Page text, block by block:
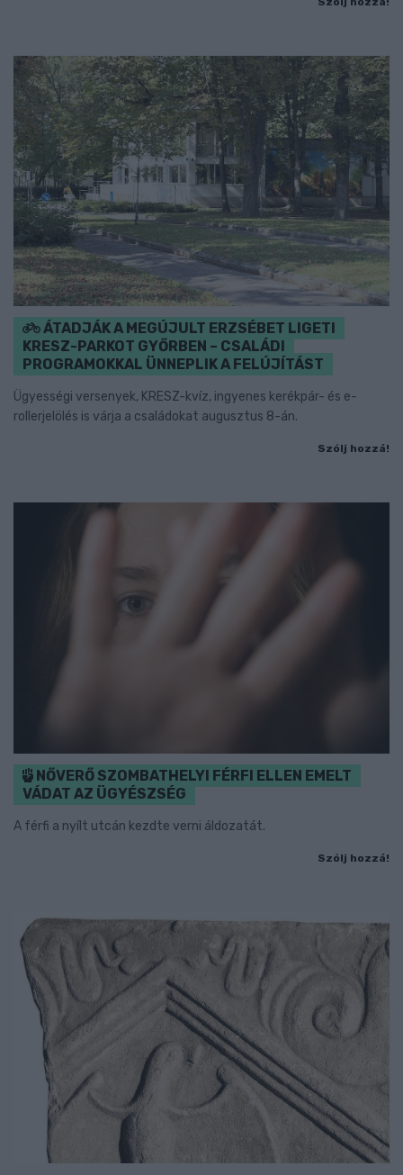
ÁTADJÁK A MEGÚJULT ERZSÉBET LIGETI
KRESZ-PARKOT GYŐRBEN – CSALÁDI
PROGRAMOKKAL ÜNNEPLIK A FELÚJÍTÁST
Ügyességi versenyek, KRESZ-kvíz, ingyenes kerékpár- és e-
rollerjelölés is várja a családokat augusztus 8-án.
Szólj hozzá!
NŐVERŐ SZOMBATHELYI FÉRFI ELLEN EMELT
VÁDAT AZ ÜGYÉSZSÉG
A férfi a nyílt utcán kezdte verni áldozatát.
Szólj hozzá!